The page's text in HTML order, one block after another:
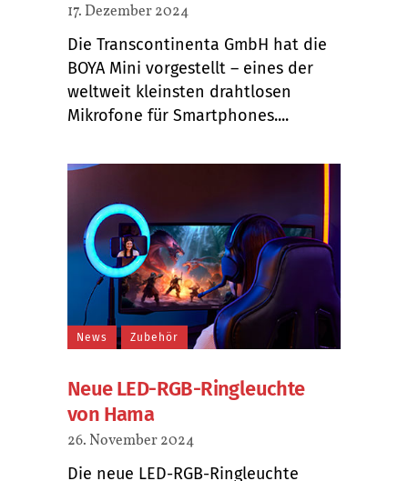
17. Dezember 2024
Die Transcontinenta GmbH hat die
BOYA Mini vorgestellt – eines der
weltweit kleinsten drahtlosen
Mikrofone für Smartphones....
News Zubehör
Neue LED-RGB-Ringleuchte
von Hama
26. November 2024
Die neue LED-RGB-Ringleuchte